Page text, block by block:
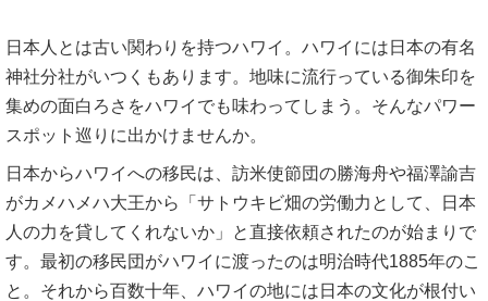
日本人とは古い関わりを持つハワイ。ハワイには日本の有名
神社分社がいつくもあります。地味に流行っている御朱印を
集めの面白ろさをハワイでも味わってしまう。そんなパワー
スポット巡りに出かけませんか。
日本からハワイへの移民は、訪米使節団の勝海舟や福澤諭吉
がカメハメハ大王から「サトウキビ畑の労働力として、日本
人の力を貸してくれないか」と直接依頼されたのが始まりで
す。最初の移民団がハワイに渡ったのは明治時代1885年のこ
と。それから百数十年、ハワイの地には日本の文化が根付い